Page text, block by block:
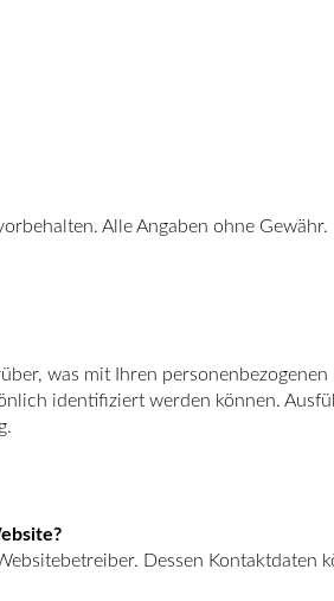
Alle Angaben ohne Gewähr.
was mit Ihren
identifiziert werden können.
Dessen Kontaktdaten